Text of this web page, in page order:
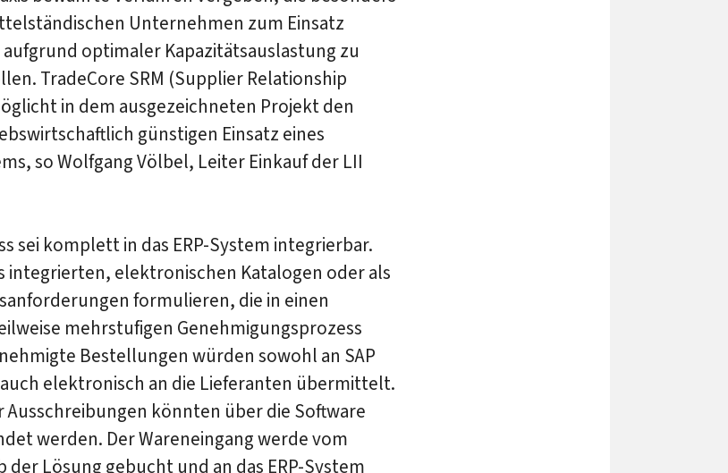
Unternehmen zum Einsatz
optimaler Kapazitätsauslastung zu
TradeCore SRM (Supplier Relationship
in dem ausgezeichneten Projekt den
günstigen Einsatz eines
so Wolfgang Völbel, Leiter Einkauf der LII
sei komplett in das ERP-System integrierbar.
integrierten, elektronischen Katalogen oder als
formulieren, die in einen
mehrstufigen Genehmigungsprozess
Bestellungen würden sowohl an SAP
elektronisch an die Lieferanten übermittelt.
Ausschreibungen könnten über die Software
werden. Der Wareneingang werde vom
Lösung gebucht und an das ERP-System